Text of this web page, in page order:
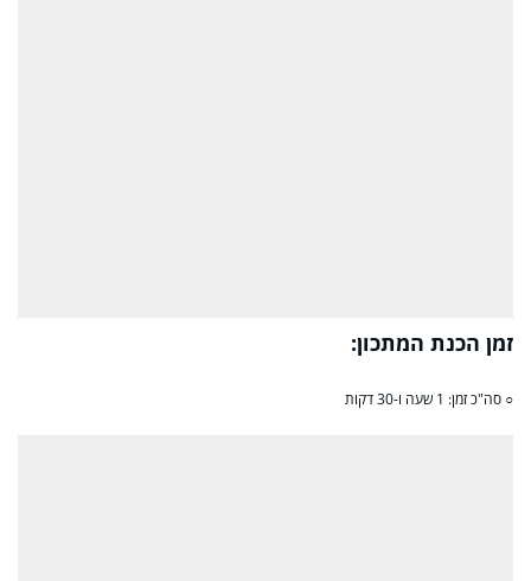
זמן הכנת המתכון:
○ סה"כ זמן: 1 שעה ו-30 דקות